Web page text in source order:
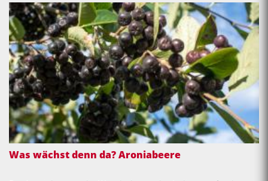
Was wächst denn da? Aroniabeere